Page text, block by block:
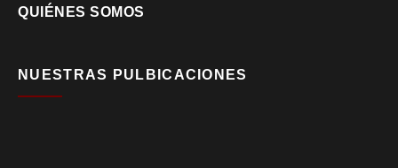
QUIÉNES SOMOS
NUESTRAS PULBICACIONES